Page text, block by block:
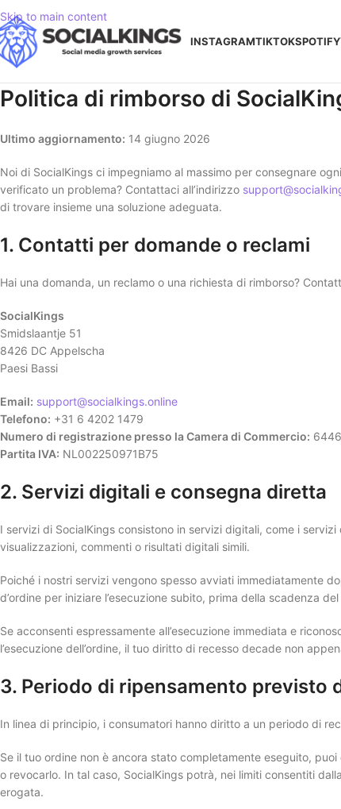
Skip to main content
INSTAGRAMTIKTOKSPOTIFY
Politica di rimborso di
Ultimo aggiornamento: 14 giugno 2026
Noi di SocialKings ci impegniamo al massimo per consegnare
verificato un problema? Contattaci all’indirizzo
di trovare insieme una soluzione adeguata.
1. Contatti per domande o reclami
Hai una domanda, un reclamo o una richiesta di rimborso?
SocialKings
Smidslaantje 51
8426 DC Appelscha
Paesi Bassi
Email: support@socialkings.online
Telefono: +31 6 4202 1479
Numero di registrazione presso la Camera di Commercio:
Partita IVA: NL002250971B75
2. Servizi digitali e consegna diretta
I servizi di SocialKings consistono in servizi digitali, come i
visualizzazioni, commenti o risultati digitali simili.
Poiché i nostri servizi vengono spesso avviati immediatamente
d’ordine per iniziare l’esecuzione subito, prima della scadenza
Se acconsenti espressamente all’esecuzione immediata e
l’esecuzione dell’ordine, il tuo diritto di recesso decade non
3. Periodo di ripensamento previsto
In linea di principio, i consumatori hanno diritto a un periodo di
Se il tuo ordine non è ancora stato completamente eseguito,
o revocarlo. In tal caso, SocialKings potrà, nei limiti consentiti
erogata.